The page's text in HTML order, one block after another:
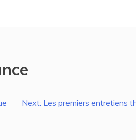
Next: Les premiers entretiens